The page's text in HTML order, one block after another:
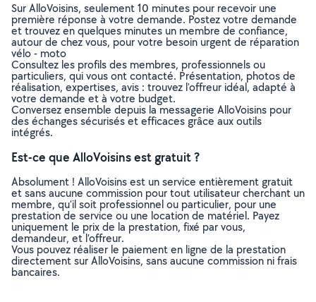
Sur AlloVoisins, seulement 10 minutes pour recevoir une
première réponse à votre demande. Postez votre demande
et trouvez en quelques minutes un membre de confiance,
autour de chez vous, pour votre besoin urgent de réparation
vélo - moto
Consultez les profils des membres, professionnels ou
particuliers, qui vous ont contacté. Présentation, photos de
réalisation, expertises, avis : trouvez l'offreur idéal, adapté à
votre demande et à votre budget.
Conversez ensemble depuis la messagerie AlloVoisins pour
des échanges sécurisés et efficaces grâce aux outils
intégrés.
Est-ce que AlloVoisins est gratuit ?
Absolument ! AlloVoisins est un service entièrement gratuit
et sans aucune commission pour tout utilisateur cherchant un
membre, qu’il soit professionnel ou particulier, pour une
prestation de service ou une location de matériel. Payez
uniquement le prix de la prestation, fixé par vous,
demandeur, et l’offreur.
Vous pouvez réaliser le paiement en ligne de la prestation
directement sur AlloVoisins, sans aucune commission ni frais
bancaires.